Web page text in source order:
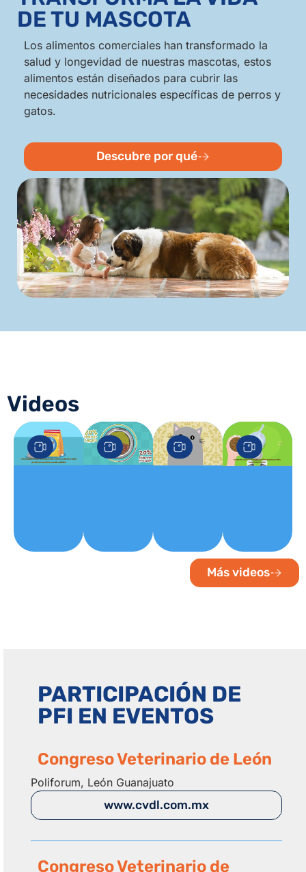
DE TU MASCOTA
Los alimentos comerciales han transformado la
salud y longevidad de nuestras mascotas, estos
alimentos están diseñados para cubrir las
necesidades nutricionales específicas de perros y
gatos.
Descubre por qué
Videos
Más videos
PARTICIPACIÓN DE
PFI EN EVENTOS
Congreso Veterinario de León
Poliforum, León Guanajuato
www.cvdl.com.mx
Congreso Veterinario de